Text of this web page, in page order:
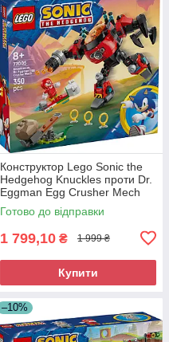
Конструктор Lego Sonic the
Hedgehog Knuckles проти Dr.
Eggman Egg Crusher Mech
77005
Готово до відправки
1 799,10 ₴ 1 999 ₴
Купити
–10%